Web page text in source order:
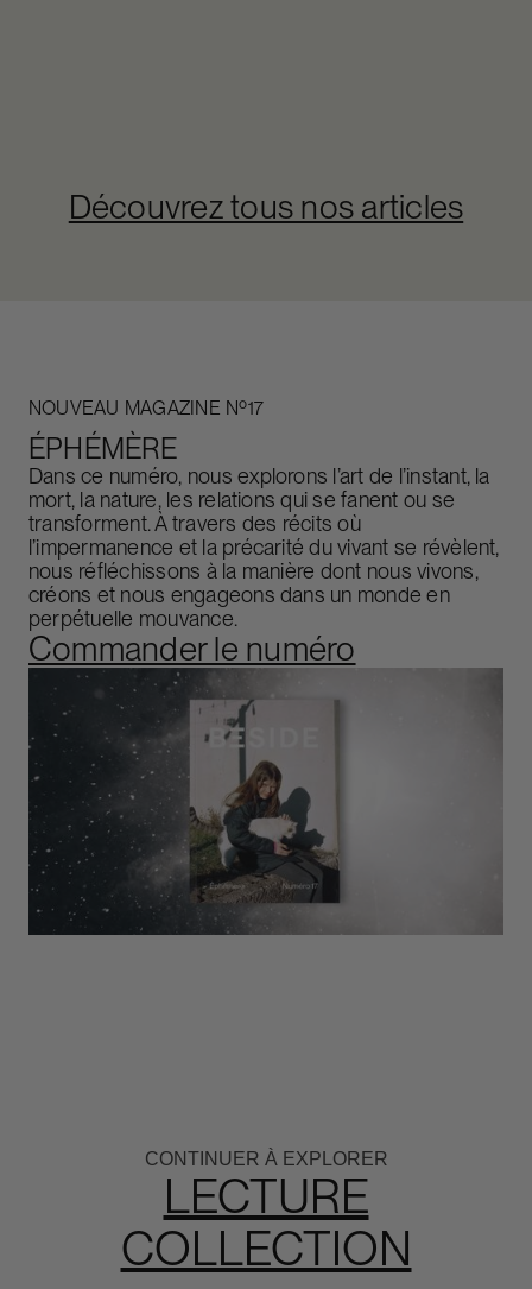
Découvrez tous nos articles
NOUVEAU MAGAZINE Nº17
ÉPHÉMÈRE
Dans ce numéro, nous explorons l’art de l’instant, la
mort, la nature, les relations qui se fanent ou se
transforment. À travers des récits où
l’impermanence et la précarité du vivant se révèlent,
nous réfléchissons à la manière dont nous vivons,
créons et nous engageons dans un monde en
perpétuelle mouvance.
Commander le numéro
CONTINUER À EXPLORER
LECTURE
COLLECTION